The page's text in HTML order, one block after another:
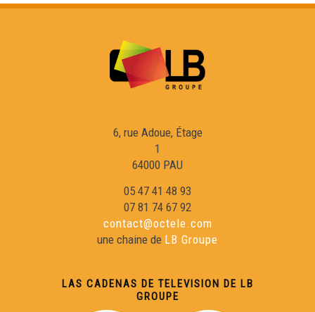
6, rue Adoue, Étage
1
64000 PAU
05 47 41 48 93
07 81 74 67 92
contact@octele.com
une chaine de LB Groupe
LAS CADENAS DE TELEVISION DE LB
GROUPE